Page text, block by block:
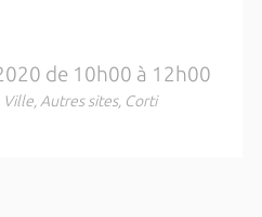
de 10h00 à 12h00
Ville, Autres sites, Corti